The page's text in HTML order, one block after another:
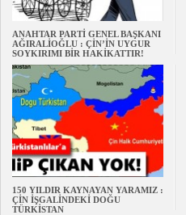
ANAHTAR PARTİ GENEL BAŞKANI
AĞIRALİOĞLU : ÇİN’İN UYGUR
SOYKIRIMI BİR HAKİKATTIR!
150 YILDIR KAYNAYAN YARAMIZ :
ÇİN İŞGALİNDEKİ DOĞU
TÜRKİSTAN